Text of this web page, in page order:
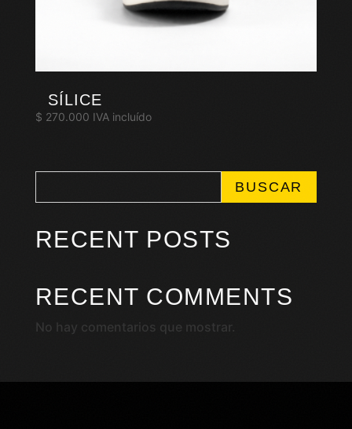
SÍLICE
$ 270.000 IVA incluído
BUSCAR
RECENT POSTS
RECENT COMMENTS
No hay comentarios que mostrar.